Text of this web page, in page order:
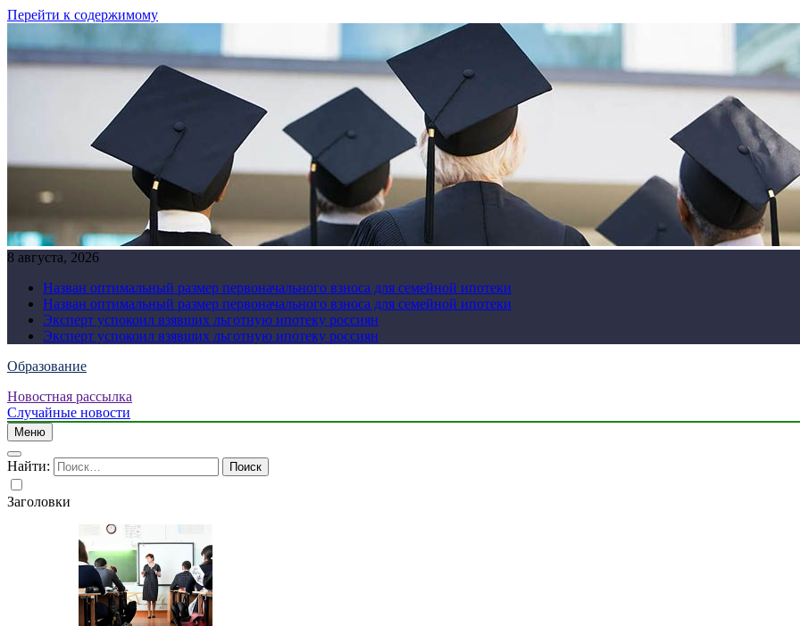
Перейти к содержимому
8 августа, 2026
Назван оптимальный размер первоначального взноса для семейной ипотеки
Назван оптимальный размер первоначального взноса для семейной ипотеки
Эксперт успокоил взявших льготную ипотеку россиян
Эксперт успокоил взявших льготную ипотеку россиян
Образование
Новостная рассылка
Случайные новости
Меню
Найти:
Заголовки